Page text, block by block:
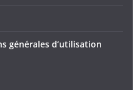
générales d’utilisation